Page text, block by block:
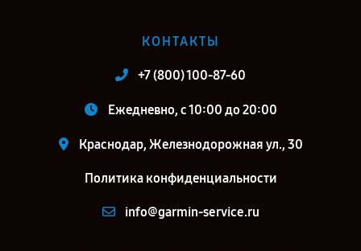
КОНТАКТЫ
+7 (800) 100-87-60
Ежедневно, с 10:00 до 20:00
Краснодар, Железнодорожная ул., 30
Политика конфиденциальности
info@garmin-service.ru